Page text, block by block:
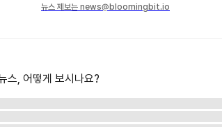
뉴스 제보는 news@bloomingbit.io
스, 어떻게 보시나요?